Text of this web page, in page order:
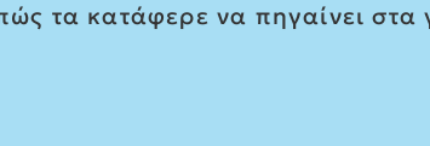
τα κατάφερε να πηγαίνει στα